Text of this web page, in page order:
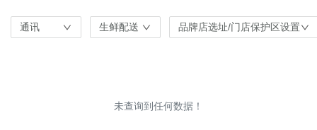
通讯 生鲜配送 品牌店选址/门店保护区设置
未查询到任何数据！